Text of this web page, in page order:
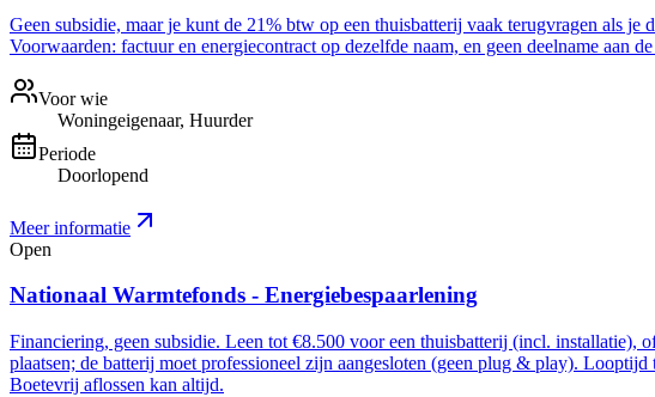
Geen subsidie, maar je kunt de 21% btw op een thuisbatterij vaak terugvragen als
Voorwaarden: factuur en energiecontract op dezelfde naam, en geen deelname
Voor wie
Woningeigenaar, Huurder
Periode
Doorlopend
Meer informatie
Open
Nationaal Warmtefonds - Energiebespaarlening
Financiering, geen subsidie. Leen tot €8.500 voor een thuisbatterij (incl. installatie),
plaatsen; de batterij moet professioneel zijn aangesloten (geen plug & play).
Boetevrij aflossen kan altijd.